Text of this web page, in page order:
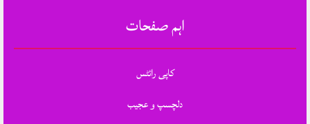
اہم صفحات
کاپی رائٹس
دلچسپ و عجیب